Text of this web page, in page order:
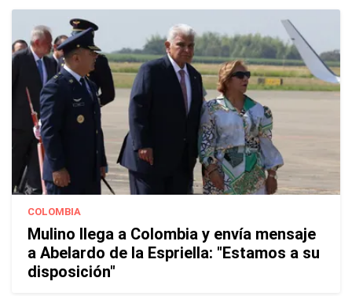
COLOMBIA
Mulino llega a Colombia y envía mensaje
a Abelardo de la Espriella: "Estamos a su
disposición"